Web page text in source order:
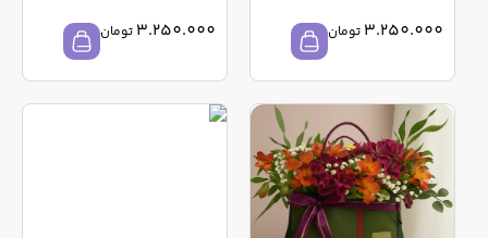
3.250.000 تومان 3.250.000 تومان